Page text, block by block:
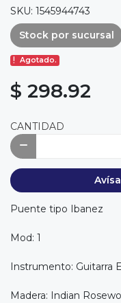
SKU: 1545944743
Stock por sucursal
Agotado.
$ 298.92
CANTIDAD
Puente tipo Ibanez
Mod: 1
Instrumento: Guitarra
Madera: Indian